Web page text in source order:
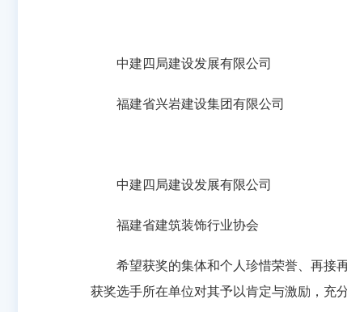
中建四局建设发展有限公司
福建省兴岩建设集团有限公司
中建四局建设发展有限公司
福建省建筑装饰行业协会
希望获奖的集体和个人珍惜荣誉、再接
获奖选手所在单位对其予以肯定与激励，充